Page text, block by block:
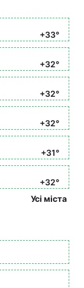
+33°
+32°
+32°
+32°
+31°
+32°
Усі міста